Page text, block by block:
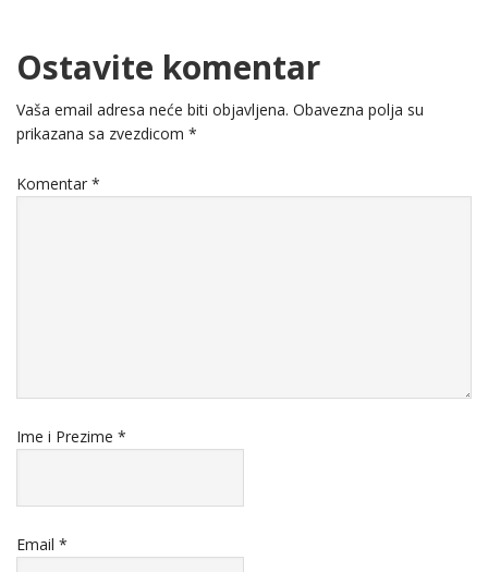
Ostavite komentar
Vaša email adresa neće biti objavljena. Obavezna polja su
prikazana sa zvezdicom *
Komentar *
Ime i Prezime *
Email *